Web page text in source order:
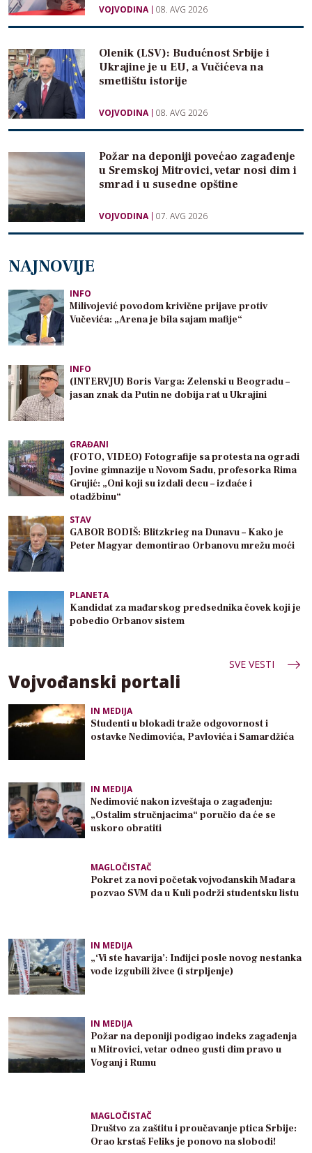
VOJVODINA 08. AVG 2026
Olenik (LSV): Budućnost Srbije i
Ukrajine je u EU, a Vučićeva na
smetlištu istorije
VOJVODINA 08. AVG 2026
Požar na deponiji povećao zagađenje
u Sremskoj Mitrovici, vetar nosi dim i
smrad i u susedne opštine
VOJVODINA 07. AVG 2026
NAJNOVIJE
INFO
Milivojević povodom krivične prijave protiv
Vučevića: „Arena je bila sajam mafije“
INFO
(INTERVJU) Boris Varga: Zelenski u Beogradu –
jasan znak da Putin ne dobija rat u Ukrajini
GRAĐANI
(FOTO, VIDEO) Fotografije sa protesta na ogradi
Jovine gimnazije u Novom Sadu, profesorka Rima
Grujić: „Oni koji su izdali decu – izdaće i
otadžbinu“
STAV
GABOR BODIŠ: Blitzkrieg na Dunavu – Kako je
Peter Magyar demontirao Orbanovu mrežu moći
PLANETA
Kandidat za mađarskog predsednika čovek koji je
pobedio Orbanov sistem
SVE VESTI
Vojvođanski portali
IN MEDIJA
Studenti u blokadi traže odgovornost i
ostavke Nedimovića, Pavlovića i Samardžića
IN MEDIJA
Nedimović nakon izveštaja o zagađenju:
„Ostalim stručnjacima“ poručio da će se
uskoro obratiti
MAGLOČISTAČ
Pokret za novi početak vojvođanskih Mađara
pozvao SVM da u Kuli podrži studentsku listu
IN MEDIJA
„‘Vi ste havarija’: Inđijci posle novog nestanka
vode izgubili živce (i strpljenje)
IN MEDIJA
Požar na deponiji podigao indeks zagađenja
u Mitrovici, vetar odneo gusti dim pravo u
Voganj i Rumu
MAGLOČISTAČ
Društvo za zaštitu i proučavanje ptica Srbije:
Orao krstaš Feliks je ponovo na slobodi!